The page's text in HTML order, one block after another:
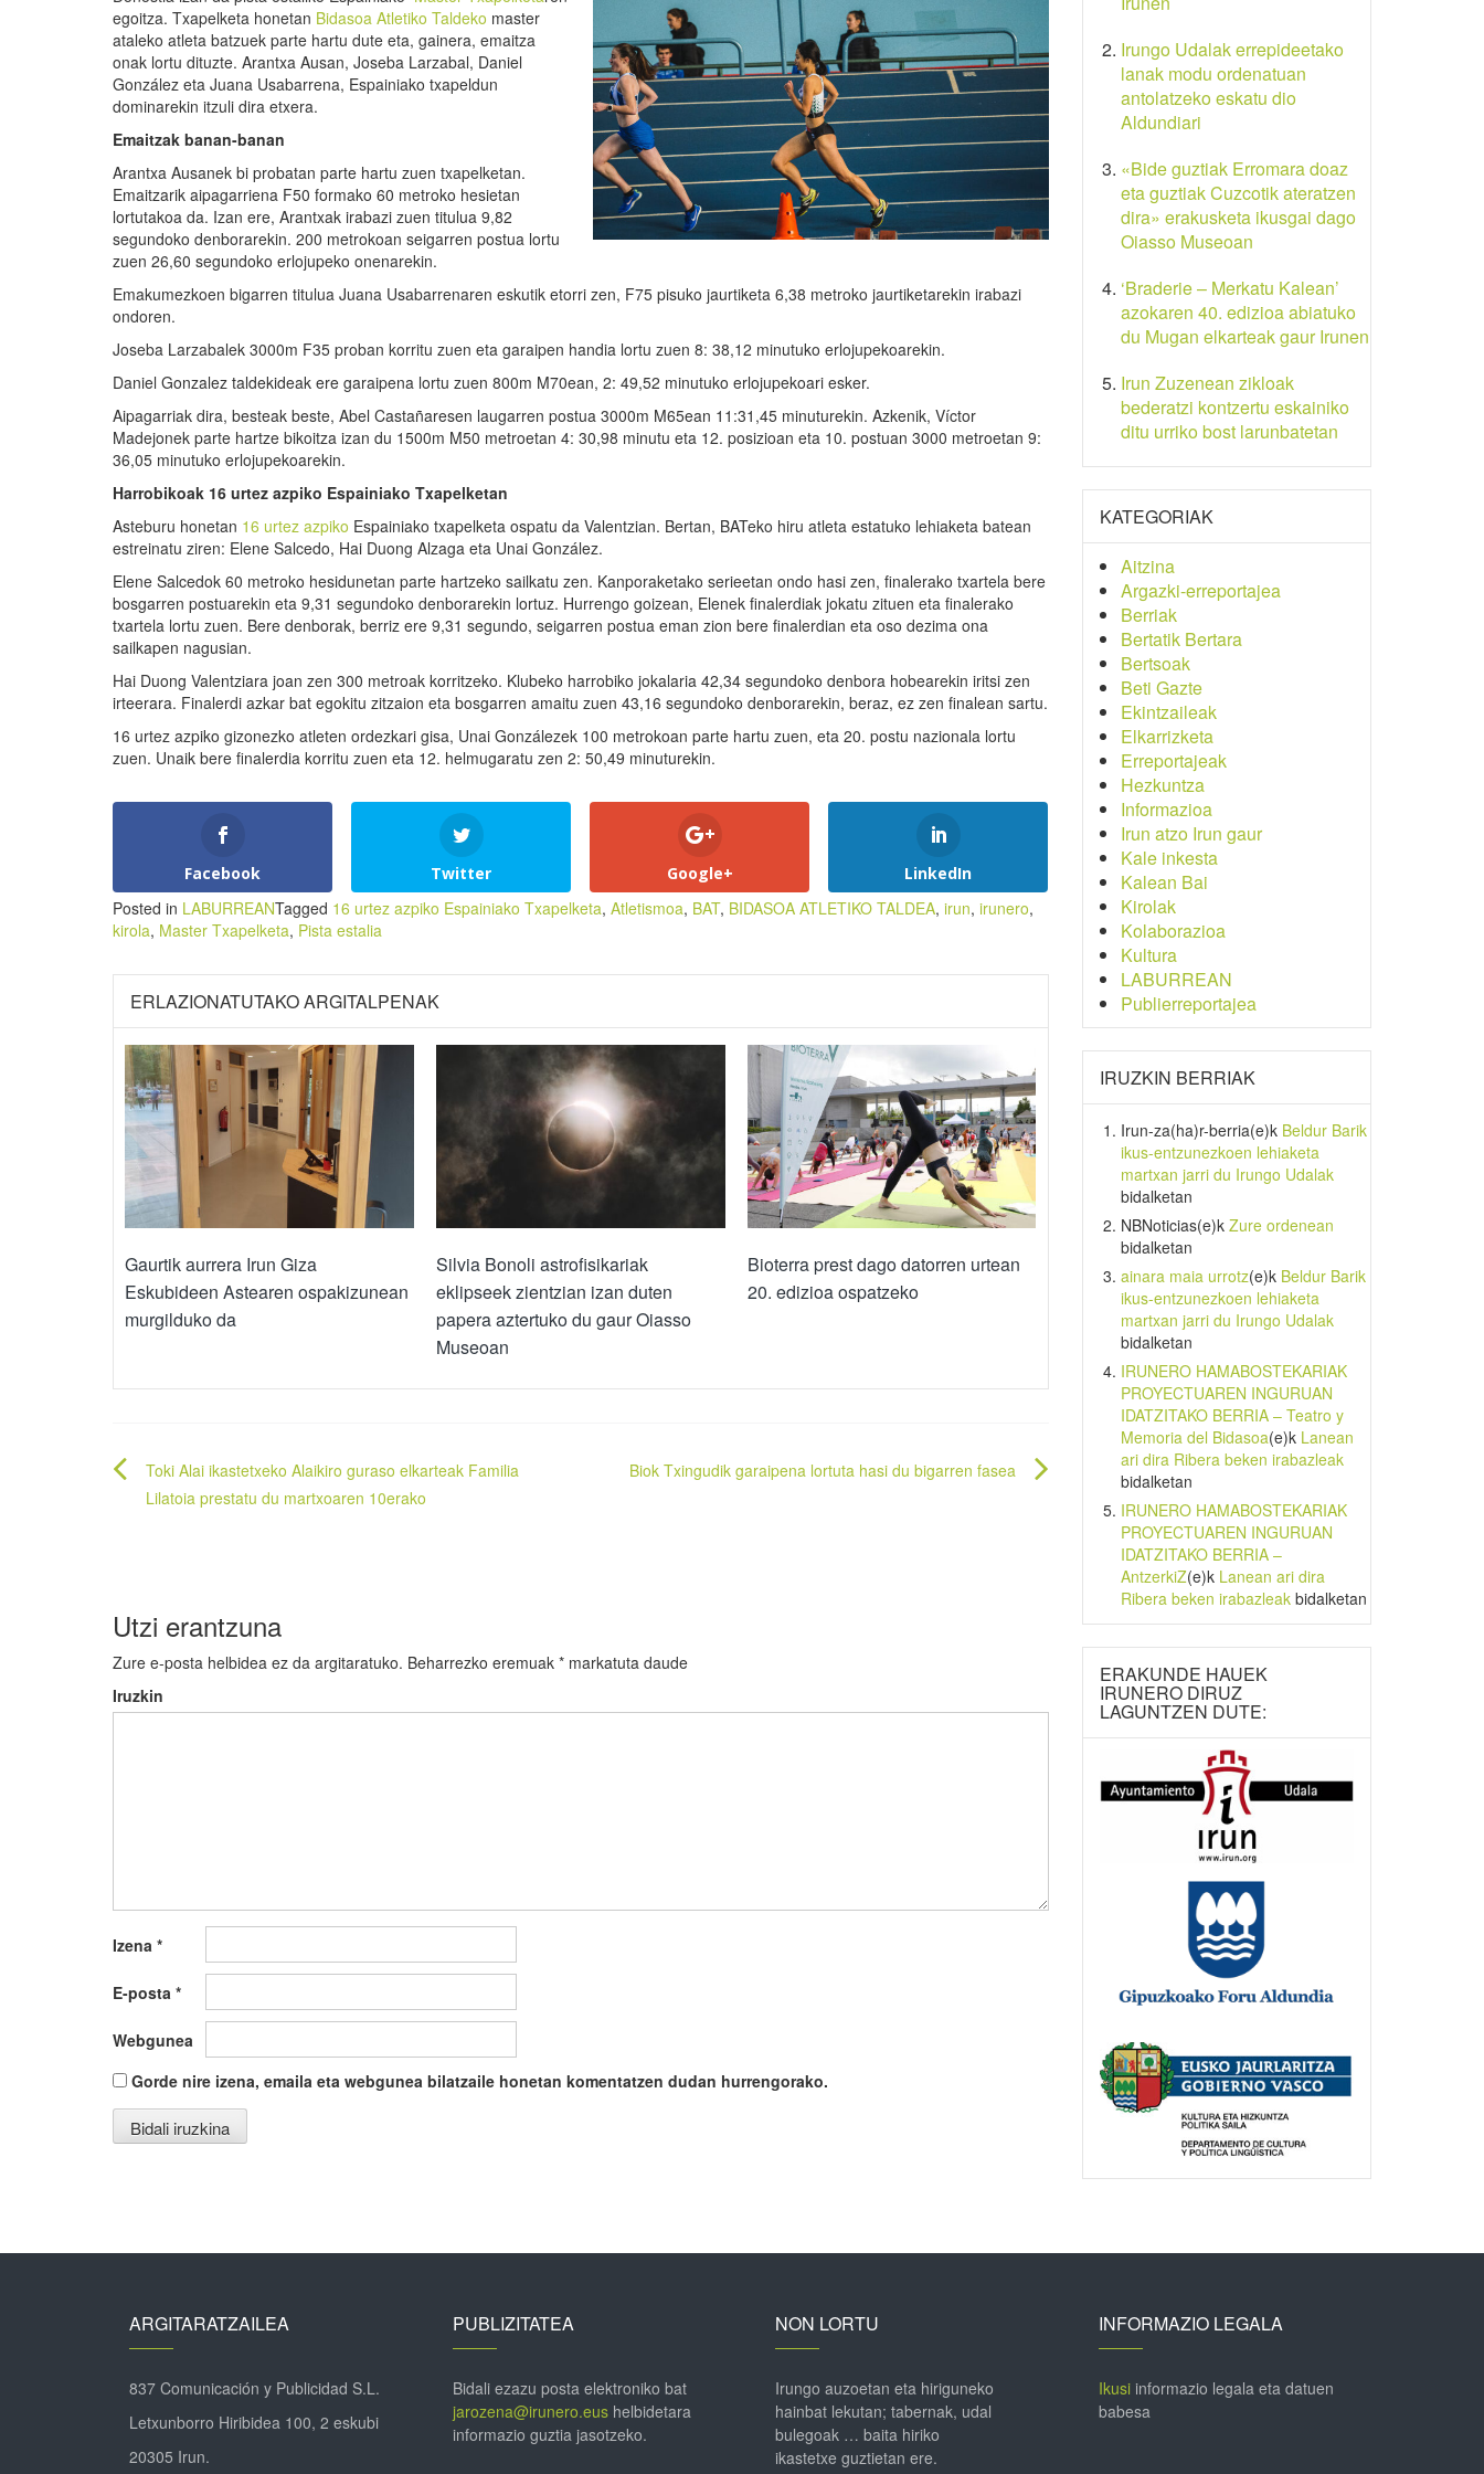
egoitza. Txapelketa honetan Bidasoa Atletiko Taldeko master
ataleko atleta batzuek parte hartu dute eta, gainera, emaitza
onak lortu dituzte. Arantxa Ausan, Joseba Larzabal, Daniel
González eta Juana Usabarrena, Espainiako txapeldun
dominarekin itzuli dira etxera.
Emaitzak banan-banan
Arantxa Ausanek bi probatan parte hartu zuen txapelketan.
Emaitzarik aipagarriena F50 formako 60 metroko hesietan
lortutakoa da. Izan ere, Arantxak irabazi zuen titulua 9,82
segundoko denborarekin. 200 metrokoan seigarren postua lortu
zuen 26,60 segundoko erlojupeko onenarekin.
Emakumezkoen bigarren titulua Juana Usabarrenaren eskutik etorri zen, F75 pisuko jaurtiketa 6,38 metroko jaurtiketarekin irabazi
ondoren.
Joseba Larzabalek 3000m F35 proban korritu zuen eta garaipen handia lortu zuen 8: 38,12 minutuko erlojupekoarekin.
Daniel Gonzalez taldekideak ere garaipena lortu zuen 800m M70ean, 2: 49,52 minutuko erlojupekoari esker.
Aipagarriak dira, besteak beste, Abel Castañaresen laugarren postua 3000m M65ean 11:31,45 minuturekin. Azkenik, Víctor
Madejonek parte hartze bikoitza izan du 1500m M50 metroetan 4: 30,98 minutu eta 12. posizioan eta 10. postuan 3000 metroetan 9:
36,05 minutuko erlojupekoarekin.
Harrobikoak 16 urtez azpiko Espainiako Txapelketan
Asteburu honetan 16 urtez azpiko Espainiako txapelketa ospatu da Valentzian. Bertan, BATeko hiru atleta estatuko lehiaketa batean
estreinatu ziren: Elene Salcedo, Hai Duong Alzaga eta Unai González.
Elene Salcedok 60 metroko hesidunetan parte hartzeko sailkatu zen. Kanporaketako serieetan ondo hasi zen, finalerako txartela bere
bosgarren postuarekin eta 9,31 segundoko denborarekin lortuz. Hurrengo goizean, Elenek finalerdiak jokatu zituen eta finalerako
txartela lortu zuen. Bere denborak, berriz ere 9,31 segundo, seigarren postua eman zion bere finalerdian eta oso dezima ona
sailkapen nagusian.
Hai Duong Valentziara joan zen 300 metroak korritzeko. Klubeko harrobiko jokalaria 42,34 segundoko denbora hobearekin iritsi zen
irteerara. Finalerdi azkar bat egokitu zitzaion eta bosgarren amaitu zuen 43,16 segundoko denborarekin, beraz, ez zen finalean sartu.
16 urtez azpiko gizonezko atleten ordezkari gisa, Unai Gonzálezek 100 metrokoan parte hartu zuen, eta 20. postu nazionala lortu
zuen. Unaik bere finalerdia korritu zuen eta 12. helmugaratu zen 2: 50,49 minuturekin.
Facebook Twitter Google+ LinkedIn
Posted in LABURREANTagged 16 urtez azpiko Espainiako Txapelketa, Atletismoa, BAT, BIDASOA ATLETIKO TALDEA, irun, irunero,
kirola, Master Txapelketa, Pista estalia
ERLAZIONATUTAKO ARGITALPENAK
Gaurtik aurrera Irun Giza
Eskubideen Astearen ospakizunean
murgilduko da
Silvia Bonoli astrofisikariak
eklipseek zientzian izan duten
papera aztertuko du gaur Oiasso
Museoan
Bioterra prest dago datorren urtean
20. edizioa ospatzeko
Bidalketetan
zehar
Toki Alai ikastetxeko Alaikiro guraso elkarteak Familia
Lilatoia prestatu du martxoaren 10erako
Biok Txingudik garaipena lortuta hasi du bigarren fasea
Utzi erantzuna
Zure e-posta helbidea ez da argitaratuko. Beharrezko eremuak * markatuta daude
Iruzkin
Izena *
E-posta *
Webgunea
Gorde nire izena, emaila eta webgunea bilatzaile honetan komentatzen dudan hurrengorako.
Irungo Udalak errepideetako
lanak modu ordenatuan
antolatzeko eskatu dio
Aldundiari
«Bide guztiak Erromara doaz
eta guztiak Cuzcotik ateratzen
dira» erakusketa ikusgai dago
Oiasso Museoan
‘Braderie – Merkatu Kalean’
azokaren 40. edizioa abiatuko
du Mugan elkarteak gaur Irunen
Irun Zuzenean zikloak
bederatzi kontzertu eskainiko
ditu urriko bost larunbatetan
KATEGORIAK
Aitzina
Argazki-erreportajea
Berriak
Bertatik Bertara
Bertsoak
Beti Gazte
Ekintzaileak
Elkarrizketa
Erreportajeak
Hezkuntza
Informazioa
Irun atzo Irun gaur
Kale inkesta
Kalean Bai
Kirolak
Kolaborazioa
Kultura
LABURREAN
Publierreportajea
IRUZKIN BERRIAK
Irun-za(ha)r-berria(e)k Beldur Barik
ikus-entzunezkoen lehiaketa
martxan jarri du Irungo Udalak
bidalketan
NBNoticias(e)k Zure ordenean
bidalketan
ainara maia urrotz(e)k Beldur Barik
ikus-entzunezkoen lehiaketa
martxan jarri du Irungo Udalak
bidalketan
IRUNERO HAMABOSTEKARIAK
PROYECTUAREN INGURUAN
IDATZITAKO BERRIA – Teatro y
Memoria del Bidasoa(e)k Lanean
ari dira Ribera beken irabazleak
bidalketan
IRUNERO HAMABOSTEKARIAK
PROYECTUAREN INGURUAN
IDATZITAKO BERRIA –
AntzerkiZ(e)k Lanean ari dira
Ribera beken irabazleakbidalketan
ERAKUNDE HAUEK
IRUNERO DIRUZ
LAGUNTZEN DUTE:
ARGITARATZAILEA
837 Comunicación y Publicidad S.L.
Letxunborro Hiribidea 100, 2 eskubi
20305 Irun.
PUBLIZITATEA
Bidali ezazu posta elektroniko bat
jarozena@irunero.eushelbidetara
informazio guztia jasotzeko.
NON LORTU
Irungo auzoetan eta hiriguneko
hainbat lekutan; tabernak, udal
bulegoak … baita hiriko
ikastetxe guztietan ere.
INFORMAZIO LEGALA
Ikusiinformazio legala eta datuen
babesa